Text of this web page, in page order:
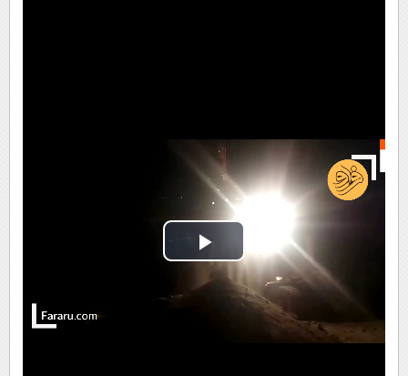
Play
Video